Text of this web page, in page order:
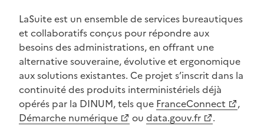
LaSuite est un ensemble de services bureautiques
et collaboratifs conçus pour répondre aux
besoins des administrations, en offrant une
alternative souveraine, évolutive et ergonomique
aux solutions existantes. Ce projet s’inscrit dans la
continuité des produits interministériels déjà
opérés par la DINUM, tels que
(Ouvre une nouvelle fenêtre)
FranceConnect
,
(Ouvre une nouvelle fenêtre)
Démarche numérique
ou data.gouv.fr
.